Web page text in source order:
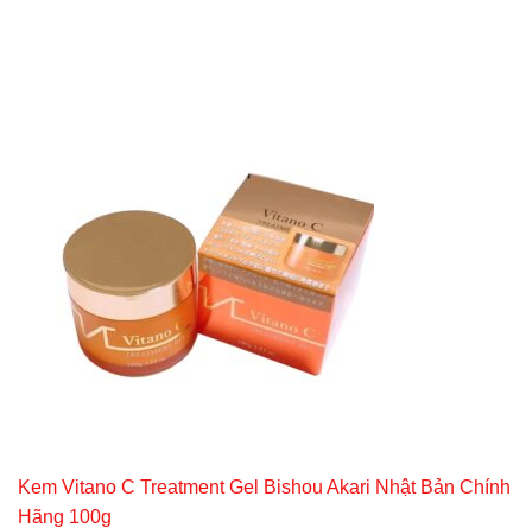
Kem Vitano C Treatment Gel Bishou Akari Nhật Bản Chính
Hãng 100g